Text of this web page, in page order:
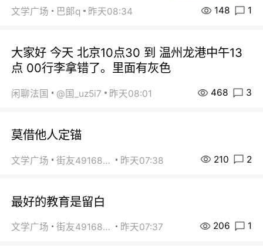
文学广场 巴郞q 昨天08:34 148 1
大家好 今天 北京10点30 到 温州龙港中午13
点 00行李拿错了。里面有灰色
闲聊法国 @国_uz5i7 昨天08:01 468 3
莫借他人定锚
文学广场 街友49168527 昨天07:38 210 2
最好的教育是留白
文学广场 街友49168527 昨天07:37 206 1